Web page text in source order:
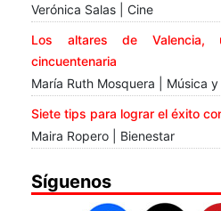
Verónica Salas | Cine
Los altares de Valencia,
cincuentenaria
María Ruth Mosquera | Música
Siete tips para lograr el éxito
Maira Ropero | Bienestar
Síguenos